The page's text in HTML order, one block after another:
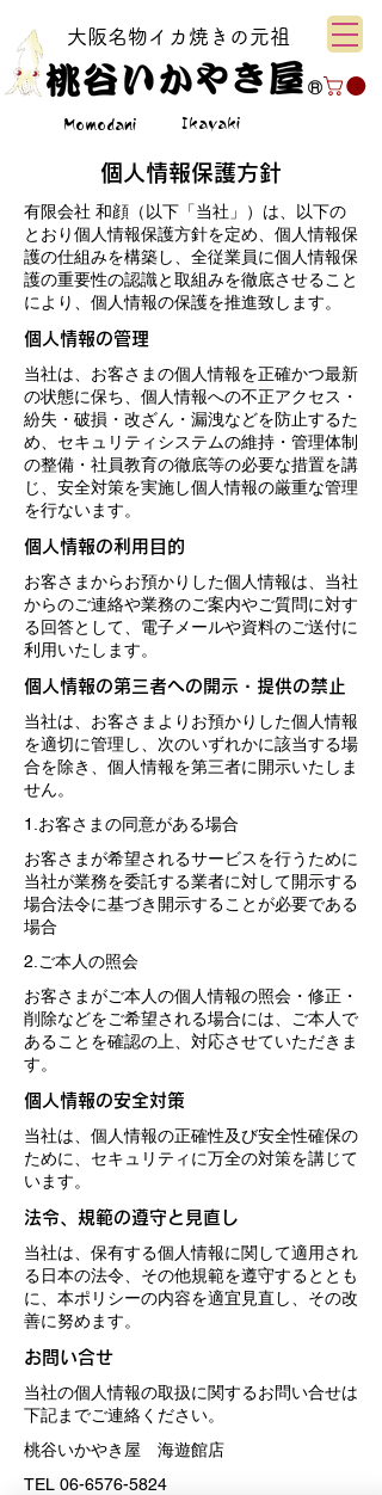
Momodani Ikayaki
大阪名物イカ焼きの元祖
個人情報保護方針
有限会社 和顔（以下「当社」）は、以下の
とおり個人情報保護方針を定め、個人情報保
護の仕組みを構築し、全従業員に個人情報保
護の重要性の認識と取組みを徹底させること
により、個人情報の保護を推進致します。
個人情報の管理
当社は、お客さまの個人情報を正確かつ最新
の状態に保ち、個人情報への不正アクセス・
紛失・破損・改ざん・漏洩などを防止するた
め、セキュリティシステムの維持・管理体制
の整備・社員教育の徹底等の必要な措置を講
じ、安全対策を実施し個人情報の厳重な管理
を行ないます。
個人情報の利用目的
お客さまからお預かりした個人情報は、当社
からのご連絡や業務のご案内やご質問に対す
る回答として、電子メールや資料のご送付に
利用いたします。
個人情報の第三者への開示・提供の禁止
当社は、お客さまよりお預かりした個人情報
を適切に管理し、次のいずれかに該当する場
合を除き、個人情報を第三者に開示いたしま
せん。
1.お客さまの同意がある場合
お客さまが希望されるサービスを行うために
当社が業務を委託する業者に対して開示する
場合法令に基づき開示することが必要である
場合
2.ご本人の照会
お客さまがご本人の個人情報の照会・修正・
削除などをご希望される場合には、ご本人で
あることを確認の上、対応させていただきま
す。
個人情報の安全対策
当社は、個人情報の正確性及び安全性確保の
ために、セキュリティに万全の対策を講じて
います。
法令、規範の遵守と見直し
当社は、保有する個人情報に関して適用され
る日本の法令、その他規範を遵守するととも
に、本ポリシーの内容を適宜見直し、その改
善に努めます。
お問い合せ
当社の個人情報の取扱に関するお問い合せは
下記までご連絡ください。
桃谷いかやき屋 海遊館店
TEL 06-6576-5824